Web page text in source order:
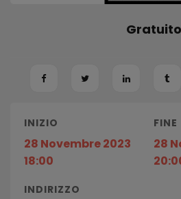
Gratuito
INIZIO
28 Novembre 2023
18:00
FINE
28
INDIRIZZO